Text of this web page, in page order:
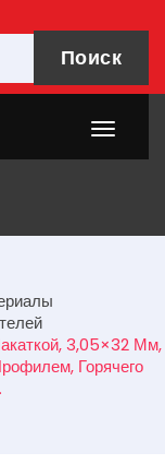
Поиск
3,05×32 Мм,
Горячего